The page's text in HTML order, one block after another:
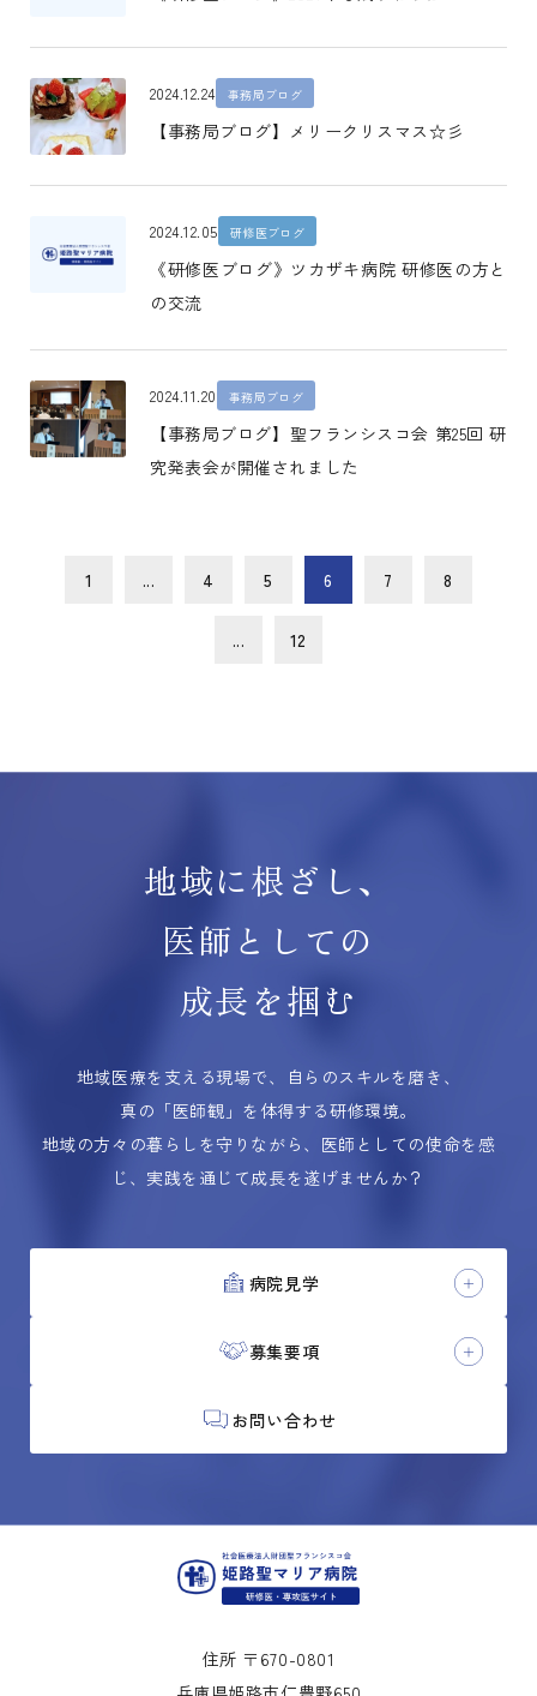
2024.12.24 事務局ブログ
【事務局ブログ】メリークリスマス☆彡
2024.12.05 研修医ブログ
《研修医ブログ》ツカザキ病院 研修医の方と
の交流
2024.11.20 事務局ブログ
【事務局ブログ】聖フランシスコ会 第25回 研
究発表会が開催されました
1 ... 4 5 6 7 8
... 12
地域に根ざし、
医師としての
成長を掴む
地域医療を支える現場で、自らのスキルを磨き、
真の「医師観」を体得する研修環境。
地域の方々の暮らしを守りながら、医師としての使命を感
じ、実践を通じて成長を遂げませんか？
病院見学
募集要項
お問い合わせ
住所 〒670-0801